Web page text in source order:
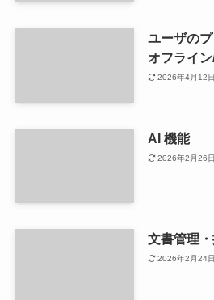
ユーザの
オフライ
2026年4月12日
AI 機能
2026年2月26日
文書管理
2026年2月24日